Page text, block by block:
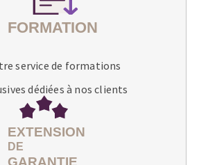
service de formations
dédiées à nos clients